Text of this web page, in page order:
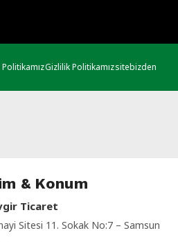
Gizlilik Politikamızsitebizden
& Konum
Ticaret
Sitesi 11. Sokak No:7 – Samsun